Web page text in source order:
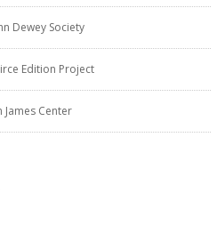
Dewey Society
Edition Project
James Center